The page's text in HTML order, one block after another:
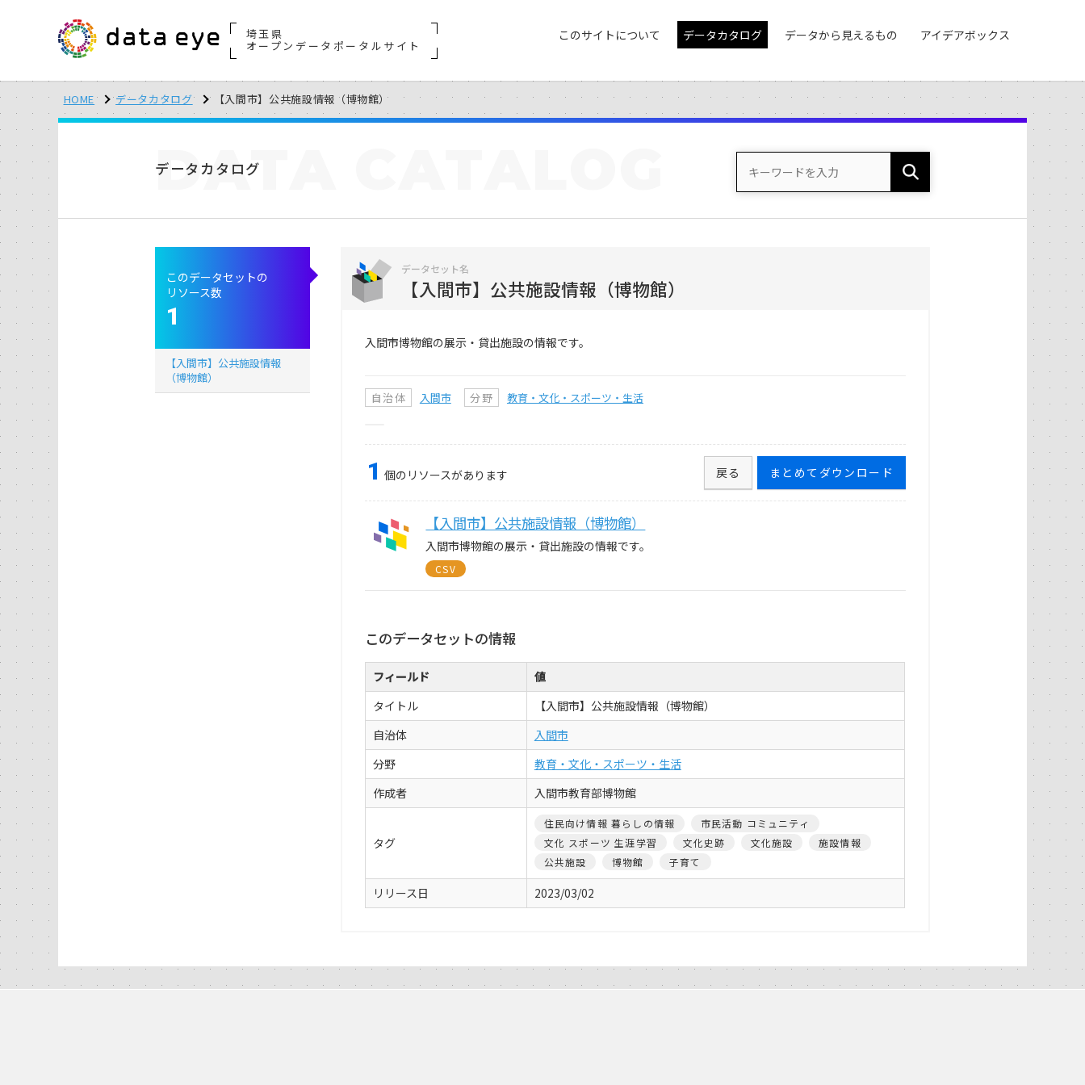
埼玉県
オープンデータポータルサイト
このサイトについて データカタログ データから見えるもの アイデアボックス
HOME データカタログ 【入間市】公共施設情報（博物館）
データカタログ
DATA
データセット名
【入間市】公共施設情報（博物館）
入間市博物館の展示・貸出施設の情報です。
自治体 入間市 分野 教育・文化・スポーツ・生活
1 個のリソースがあります まとめてダウンロード
戻る
【入間市】公共施設情報（博物館）
入間市博物館の展示・貸出施設の情報です。
CSV
このデータセットの情報
フィールド
値
タイトル
【入間市】公共施設情報（博物館）
自治体
入間市
分野
教育・文化・スポーツ・生活
作成者
入間市教育部博物館
タグ
住民向け情報 暮らしの情報
市民活動 コミュニティ
文化 スポーツ 生涯学習
文化史跡 文化施設
施設情報
公共施設
博物館 子育て
リリース日 2023/03/02
このデータセットの
リソース数
1
【入間市】公共施設情報
（博物館）